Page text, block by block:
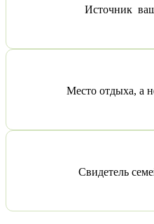
Источник
Место отдыха, а
Свидетель